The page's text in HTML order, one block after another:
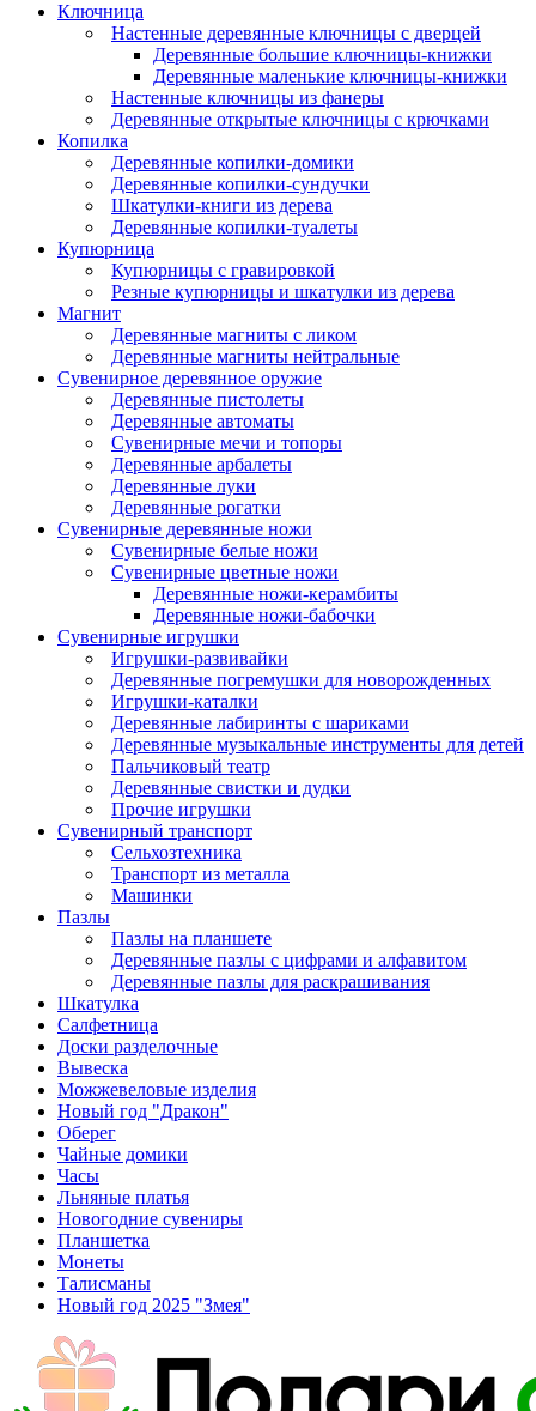
Ключница
Настенные деревянные ключницы с дверцей
Деревянные большие ключницы-книжки
Деревянные маленькие ключницы-книжки
Настенные ключницы из фанеры
Деревянные открытые ключницы с крючками
Копилка
Деревянные копилки-домики
Деревянные копилки-сундучки
Шкатулки-книги из дерева
Деревянные копилки-туалеты
Купюрница
Купюрницы с гравировкой
Резные купюрницы и шкатулки из дерева
Магнит
Деревянные магниты с ликом
Деревянные магниты нейтральные
Сувенирное деревянное оружие
Деревянные пистолеты
Деревянные автоматы
Сувенирные мечи и топоры
Деревянные арбалеты
Деревянные луки
Деревянные рогатки
Сувенирные деревянные ножи
Сувенирные белые ножи
Сувенирные цветные ножи
Деревянные ножи-керамбиты
Деревянные ножи-бабочки
Сувенирные игрушки
Игрушки-развивайки
Деревянные погремушки для новорожденных
Игрушки-каталки
Деревянные лабиринты с шариками
Деревянные музыкальные инструменты для детей
Пальчиковый театр
Деревянные свистки и дудки
Прочие игрушки
Сувенирный транспорт
Сельхозтехника
Транспорт из металла
Машинки
Пазлы
Пазлы на планшете
Деревянные пазлы с цифрами и алфавитом
Деревянные пазлы для раскрашивания
Шкатулка
Салфетница
Доски разделочные
Вывеска
Можжевеловые изделия
Новый год "Дракон"
Оберег
Чайные домики
Часы
Льняные платья
Новогодние сувениры
Планшетка
Монеты
Талисманы
Новый год 2025 "Змея"